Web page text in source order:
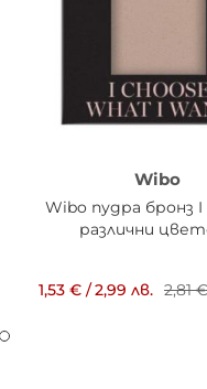
Wibo
Wibo пудра бронз I
различни
1,53 € /2,99 лв. 2,81